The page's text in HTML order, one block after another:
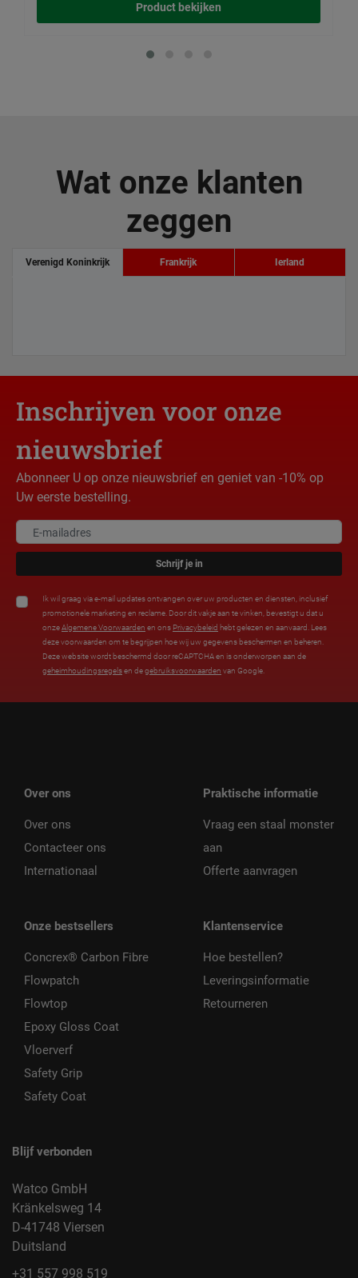
Product bekijken
Wat onze klanten
zeggen
Verenigd Koninkrijk Frankrijk Ierland
Inschrijven voor onze
nieuwsbrief
Abonneer U op onze nieuwsbrief en geniet van -10% op
Uw eerste bestelling.
Schrijf je in
Ik wil graag via e-mail updates ontvangen over uw producten en diensten, inclusief
promotionele marketing en reclame. Door dit vakje aan te vinken, bevestigt u dat u
onzeAlgemene Voorwaarden en ons Privacybeleid hebt gelezen en aanvaard. Lees
deze voorwaarden om te begrijpen hoe wij uw gegevens beschermen en beheren.
Deze website wordt beschermd door reCAPTCHA en is onderworpen aan de
geheimhoudingsregelsen degebruiksvoorwaarden van Google.
Over ons
Over ons
Contacteer ons
Internationaal
Onze bestsellers
Concrex® Carbon Fibre
Flowpatch
Flowtop
Epoxy Gloss Coat
Vloerverf
Safety Grip
Safety Coat
Praktische informatie
Vraag een staal monster
aan
Offerte aanvragen
Klantenservice
Hoe bestellen?
Leveringsinformatie
Retourneren
Blijf verbonden
Watco GmbH
Kränkelsweg 14
D-41748 Viersen
Duitsland
+31 557 998 519